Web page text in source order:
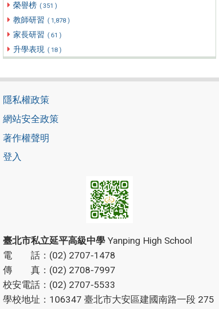
榮譽榜 ( 351 )
教師研習 ( 1,878 )
家長研習 ( 61 )
升學表現 ( 18 )
隱私權政策
網站安全政策
著作權聲明
登入
臺北市私立延平高級中學 Yanping High School
電 話：(02) 2707-1478
傳 真：(02) 2708-7997
校安電話：(02) 2707-5533
學校地址：106347 臺北市大安區建國南路一段 275